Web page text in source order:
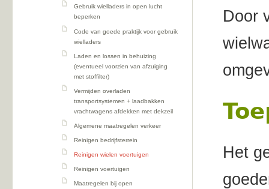
Gebruik wielladers in open lucht
beperken
Code van goede praktijk voor gebruik
wielladers
Laden en lossen in behuizing
(eventueel voorzien van afzuiging
met stoffilter)
Vermijden overladen
transportsystemen + laadbakken
vrachtwagens afdekken met dekzeil
Algemene maatregelen verkeer
Reinigen bedrijfsterrein
Reinigen wielen voertuigen
Reinigen voertuigen
Maatregelen bij open
Door
Het